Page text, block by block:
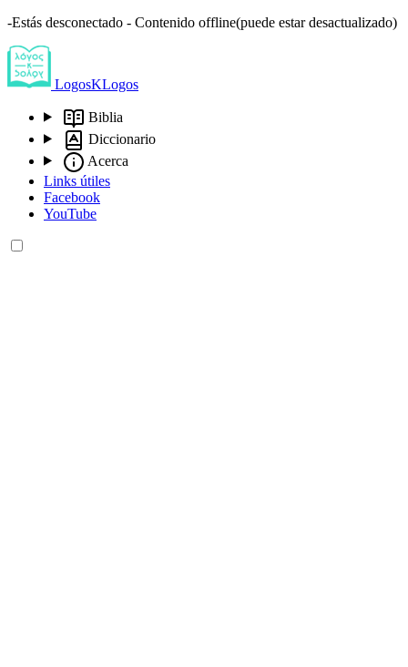
-Estás desconectado - Contenido offline(puede estar desactualizado)
LogosKLogos
Biblia
Diccionario
Acerca
Links útiles
Facebook
YouTube